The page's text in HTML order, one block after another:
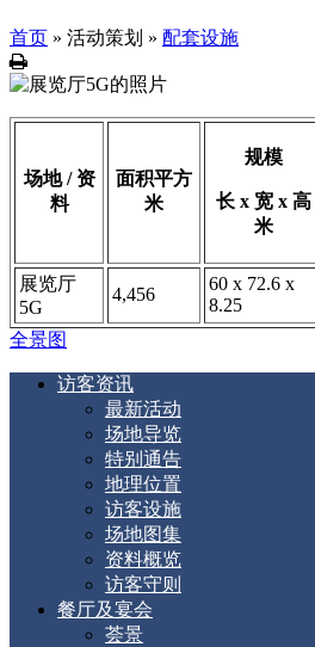
首页 » 活动策划 » 配套设施
列
印
场地 / 资
料
面积平方
米
规模
长 x 宽 x 高
米
展览厅
5G
4,456
60 x 72.6 x
8.25
全景图
访客资讯
最新活动
场地导览
特别通告
地理位置
访客设施
场地图集
资料概览
访客守则
餐厅及宴会
荟景